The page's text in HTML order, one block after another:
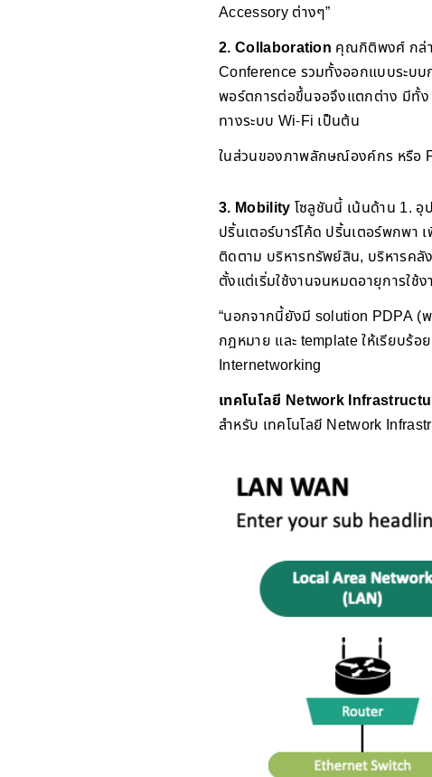
Accessory ต่างๆ”
2. Collaboration คุณกิติพงศ์ กล่า
Conference รวมทั้งออกแบบระบ
พอร์ตการต่อขึ้นจอจึงแตกต่าง มีทั้
ทางระบบ Wi-Fi เป็นต้น
ในส่วนของภาพลักษณ์องค์กร หรือ
3. Mobility โซลูชันนี้ เน้นด้าน 1.
ปริ้นเตอร์บาร์โค้ด ปริ้นเตอร์พกพา
ติดตาม บริหารทรัพย์สิน, บริหารค
ตั้งแต่เริ่มใช้งานจนหมดอายุการใช้ง
“นอกจากนี้ยังมี solution PDPA
กฎหมาย และ template ให้เรียบร้
Internetworking
เทคโนโลยี Network
สำหรับ เทคโนโลยี Network